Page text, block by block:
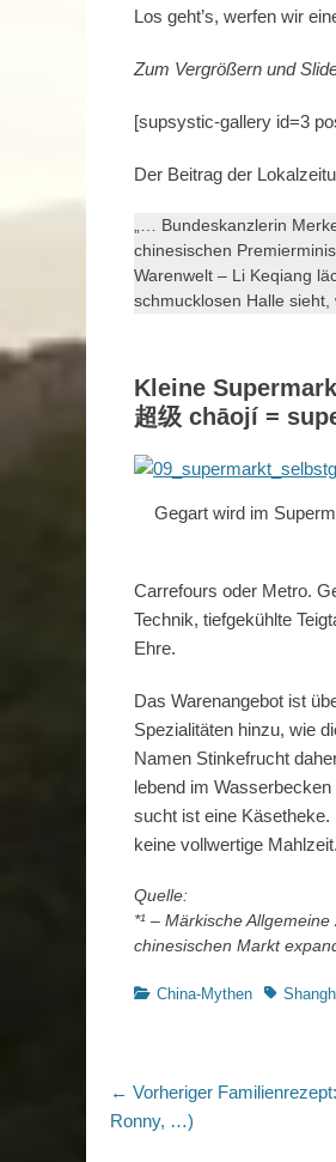
Los geht’s, werfen wir
Zum Vergrößern und
[supsystic-gallery id=3
Der Beitrag der
„… Bundeskanzlerin
chinesischen
Warenwelt – Li Keqiang
schmucklosen Halle sieht,
Kleine
超级 chāojí =
Gegart wird im
Carrefours oder Metro.
Technik, tiefgekühlte
Ehre.
Das Warenangebot ist
Spezialitäten hinzu, wie
Namen Stinkefrucht
lebend im
sucht ist eine
keine vollwertige Mahlzeit.
Quelle:
*¹ – Märkische
chinesischen Markt
Kategorien
China-Mythen
← Vorheriger Vorheriger
Ronny, …)